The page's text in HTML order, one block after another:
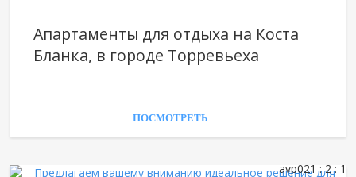
Апартаменты для отдыха на Коста
Бланка, в городе Торревьеха
ПОСМОТРЕТЬ
avp021 : 2 : 1